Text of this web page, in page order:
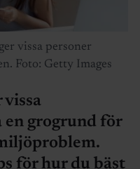
vissa personer
Foto: Getty Images
en grogrund för
för hur du bäst